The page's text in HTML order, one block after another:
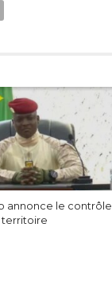
annonce le contrôle
territoire